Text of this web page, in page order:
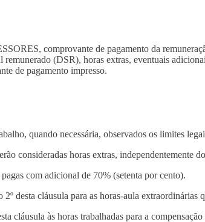
comprovante de pagamento da
remunerado (DSR), horas extras, eventuais
de pagamento impresso.
quando necessária, observados os limites
consideradas horas extras, independentemente
com adicional de 70% (setenta por cento).
desta cláusula para as horas-aula extraordinárias
cláusula às horas trabalhadas para a